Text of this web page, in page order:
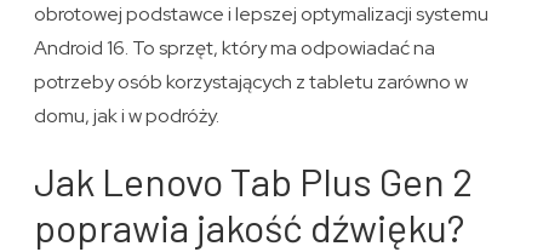
obrotowej podstawce i lepszej optymalizacji systemu
Android 16. To sprzęt, który ma odpowiadać na
potrzeby osób korzystających z tabletu zarówno w
domu, jak i w podróży.
Jak Lenovo Tab Plus Gen 2
poprawia jakość dźwięku?